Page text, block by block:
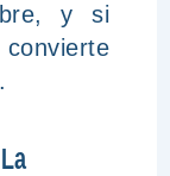
y si